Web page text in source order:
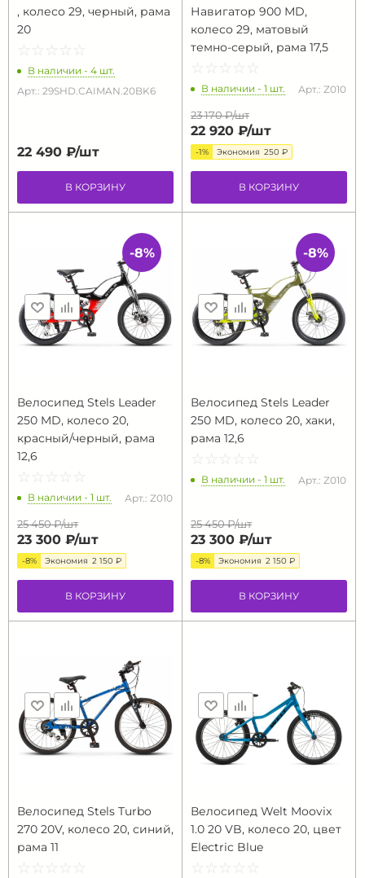
, колесо 29, черный, рама
20
☆ ☆ ☆ ☆ ☆
★ ★ ★ ★ ★
В наличии - 4 шт.
Арт.: 29SHD.CAIMAN.20BK6
22 490 ₽/шт
В КОРЗИНУ
Навигатор 900 МD,
колесо 29, матовый
темно-серый, рама 17,5
☆ ☆ ☆ ☆ ☆
★ ★ ★ ★ ★
В наличии - 1 шт. Арт.: Z010
23 170 ₽/шт
22 920 ₽/шт
-1% Экономия 250 ₽
В КОРЗИНУ
Велосипед Stels Leader
250 MD, колесо 20,
красный/черный, рама
12,6
☆ ☆ ☆ ☆ ☆
★ ★ ★ ★ ★
В наличии - 1 шт. Арт.: Z010
25 450 ₽/шт
23 300 ₽/шт
-8% Экономия 2 150 ₽
В КОРЗИНУ
-8%
Велосипед Stels Leader
250 MD, колесо 20, хаки,
рама 12,6
☆ ☆ ☆ ☆ ☆
★ ★ ★ ★ ★
В наличии - 1 шт. Арт.: Z010
25 450 ₽/шт
23 300 ₽/шт
-8% Экономия 2 150 ₽
В КОРЗИНУ
-8%
Велосипед Stels Turbo
270 20V, колесо 20, синий,
рама 11
☆ ☆ ☆ ☆ ☆
★ ★ ★ ★ ★
Велосипед Welt Moovix
1.0 20 VB, колесо 20, цвет
Electric Blue
☆ ☆ ☆ ☆ ☆
★ ★ ★ ★ ★